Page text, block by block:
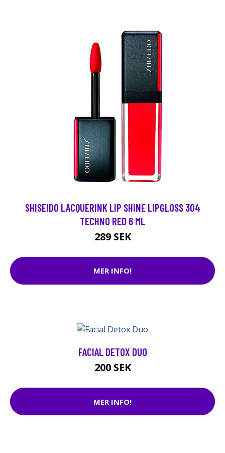
SHISEIDO LACQUERINK LIP SHINE LIPGLOSS 304
TECHNO RED 6 ML
289 SEK
MER INFO!
FACIAL DETOX DUO
200 SEK
MER INFO!